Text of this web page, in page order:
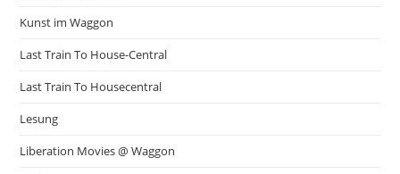
Kunst im Waggon
Last Train To House-Central
Last Train To Housecentral
Lesung
Liberation Movies @ Waggon